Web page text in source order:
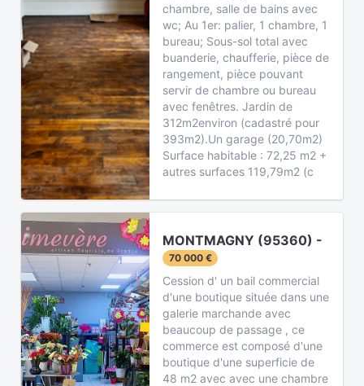
chambre, salle de bains avec
wc; Au 1er: palier, 1 chambre, 1
bureau; Sous-sol total avec
buanderie, chaufferie, pièce de
rangement, pièce pouvant
servir de chambre ou bureau
avec fenêtres. Jardin de
312m2environ (cadastré pour
393m2).Un garage (20,70m2)
Surface habitable : 72,25 m2 +
autres surfaces 119,79m2 (c
MONTMAGNY (95360) -
70 000 €
Cession d' un bail commercial
d'une boutique située dans une
galerie marchande avec
beaucoup de passage , ce
commerce est composé d'une
boutique d'une superficie de
48 m2 avec avec une chambre